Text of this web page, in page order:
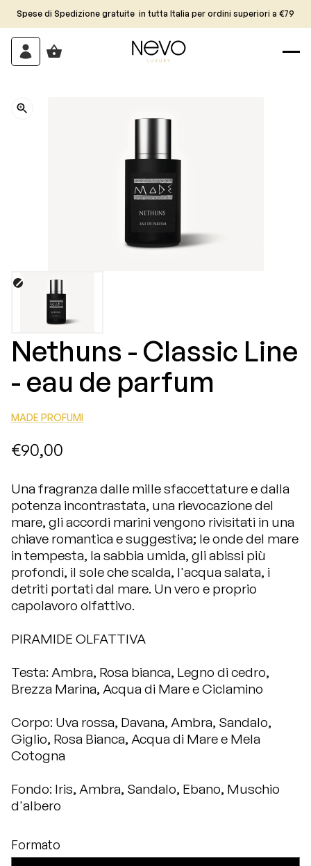
Spese di Spedizione gratuite in tutta Italia per ordini superiori a €79
Nethuns - Classic Line
- eau de parfum
MADE PROFUMI
€90,00
Una fragranza dalle mille sfaccettature e dalla
potenza incontrastata, una rievocazione del
mare, gli accordi marini vengono rivisitati in una
chiave romantica e suggestiva; le onde del mare
in tempesta, la sabbia umida, gli abissi più
profondi, il sole che scalda, l'acqua salata, i
detriti portati dal mare. Un vero e proprio
capolavoro olfattivo.
PIRAMIDE OLFATTIVA
Testa: Ambra, Rosa bianca, Legno di cedro,
Brezza Marina, Acqua di Mare e Ciclamino
Corpo: Uva rossa, Davana, Ambra, Sandalo,
Giglio, Rosa Bianca, Acqua di Mare e Mela
Cotogna
Fondo: Iris, Ambra, Sandalo, Ebano, Muschio
d'albero
Formato